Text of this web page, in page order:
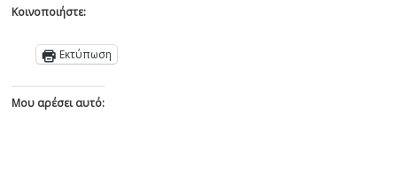
Κοινοποιήστε:
Εκτύπωση
Μου αρέσει αυτό: